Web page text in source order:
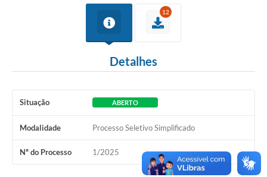
12
Detalhes
Situação ABERTO
Modalidade Processo Seletivo Simplificado
Nº do Processo 1/2025